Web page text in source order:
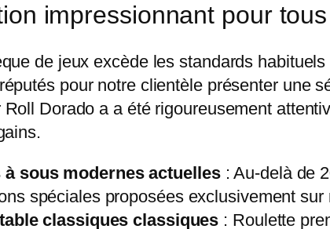
impressionnant pour
de jeux excède les standards
pour notre clientèle présenter une
Dorado a a été rigoureusement
à sous modernes actuelles: Au-delà de
spéciales proposées exclusivement
classiques classiques : Roulette